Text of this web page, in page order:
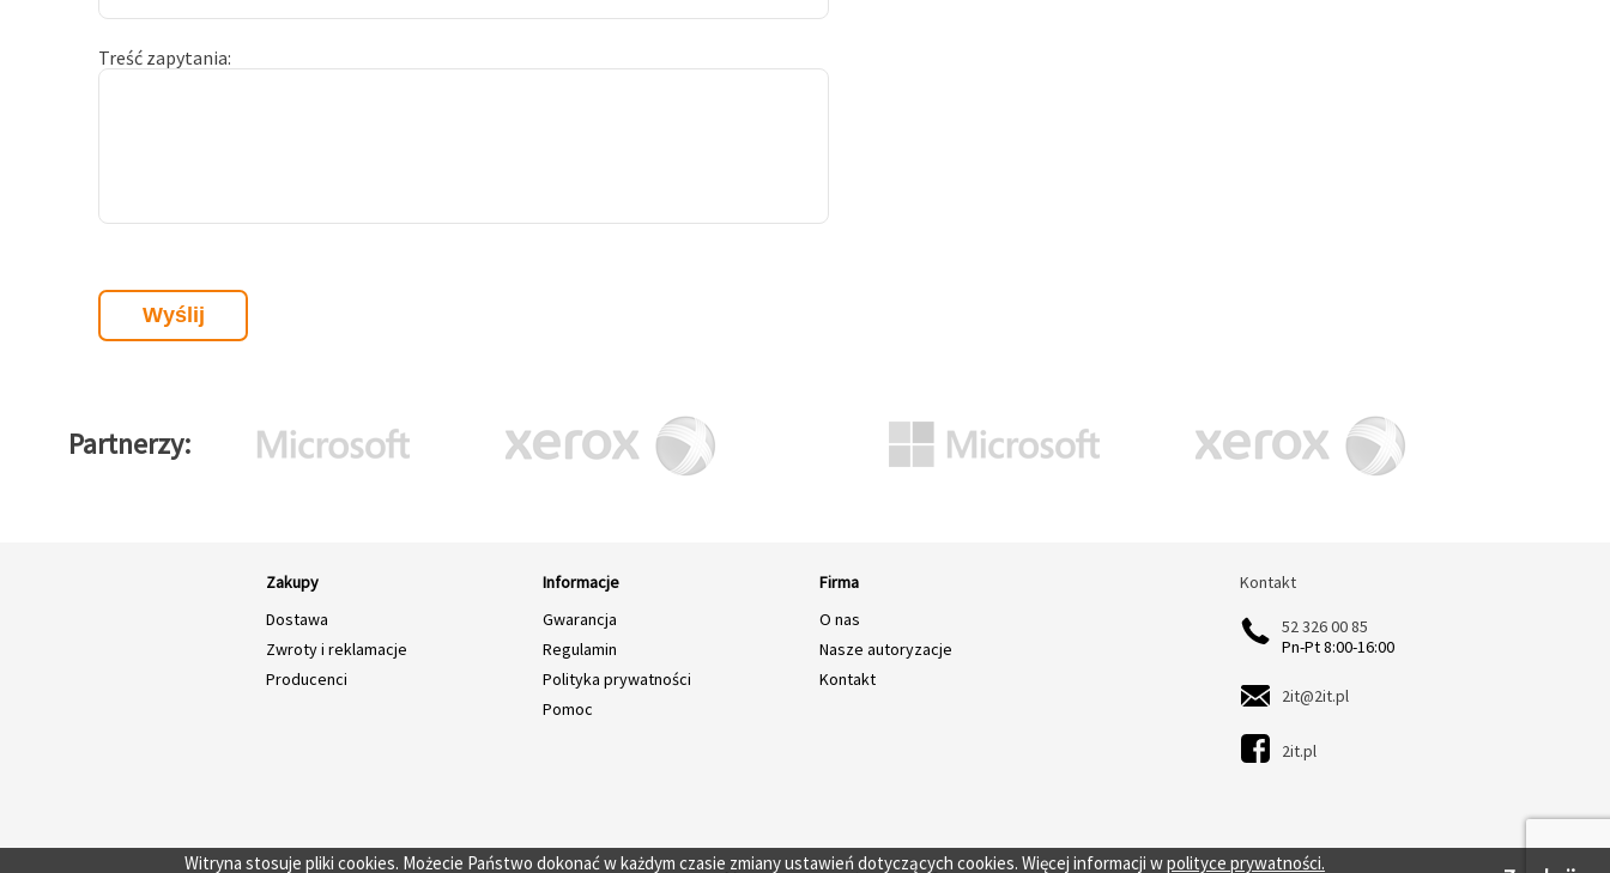
Treść zapytania
Partnerzy
Zakupy
Dostawa
Zwroty i reklamacje
Producenci
Informacje
Gwarancja
Regulamin
Polityka prywatności
Pomoc
Firma
O nas
Nasze autoryzacje
Kontakt
Kontakt
Kontakt
52 326 00 85
Pn-Pt 8:00-16:00
2it@2it.pl
2it.pl
Witryna stosuje pliki cookies. Możecie Państwo dokonać w każdym czasie zmiany ustawień dotyczących cookies. Więcej informacji wpolityce prywatności.